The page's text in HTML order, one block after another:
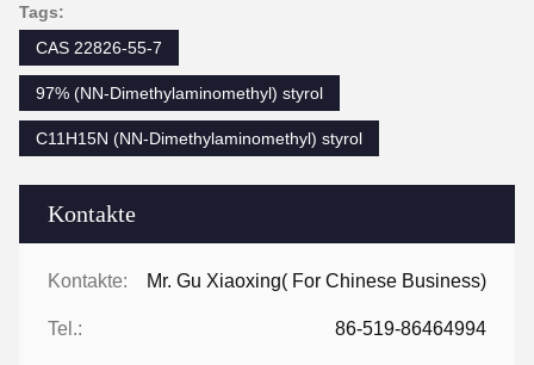
Kontakte
Kontakte: Mr. Gu Xiaoxing( For Chinese Business)
Tel.: 86-519-86464994
Tags:
CAS 22826-55-7
97% (NN-Dimethylaminomethyl) styrol
C11H15N (NN-Dimethylaminomethyl) styrol